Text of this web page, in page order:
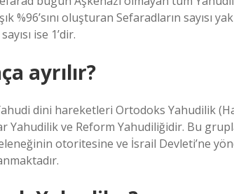
%96’sını oluşturan Sefaradların sayısı
ise 1’dir.
ayrılır?
dini hareketleri Ortodoks Yahudilik
Yahudilik ve Reform Yahudiliğidir. Bu
otoritesine ve İsrail Devleti’ne